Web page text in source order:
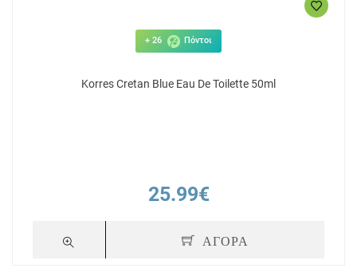
+ 26 Πόντοι
Korres Cretan Blue Eau De Toilette 50ml
25.99€
ΑΓΟΡΑ